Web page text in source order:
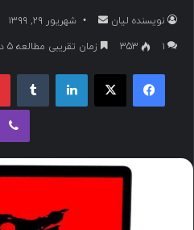
نویسنده لیان شهریور ۲۹, ۱۳۹۹
۱
353 زمان تقریبی مطالعه 5 دقیقه